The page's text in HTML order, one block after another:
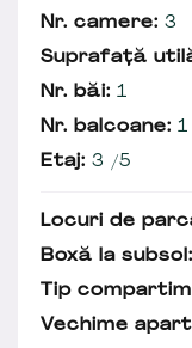
Nr. camere: 3
Suprafață
Nr. băi: 1
Nr. balcoane: 1
Etaj: 3 /5
Locuri de
Boxă la subsol:
Tip
Vechime